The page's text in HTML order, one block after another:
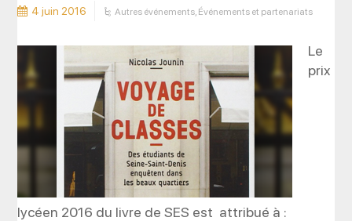
4 juin 2016 Autres événements, Événements et partenariats
Le
prix
lycéen 2016 du livre de SES est attribué à :